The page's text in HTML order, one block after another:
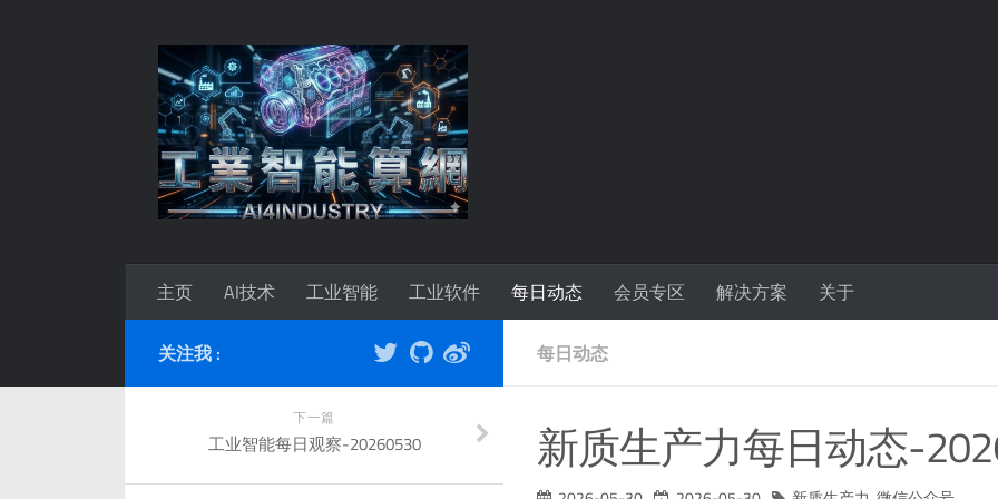
主页 AI技术 工业智能 工业软件 每日动态 会员专区 解决方案 关于
每日动态
新质生产力每日动态-
关注我 :
下一篇
工业智能每日观察-20260530